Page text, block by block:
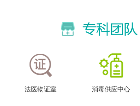
法医物证室 消毒供应中心